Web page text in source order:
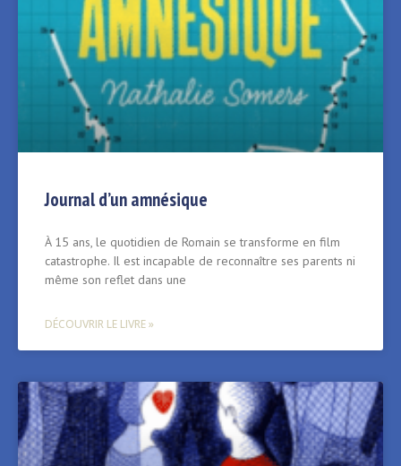
Journal d’un amnésique
À 15 ans, le quotidien de Romain se transforme en film
catastrophe. Il est incapable de reconnaître ses parents ni
même son reflet dans une
DÉCOUVRIR LE LIVRE »